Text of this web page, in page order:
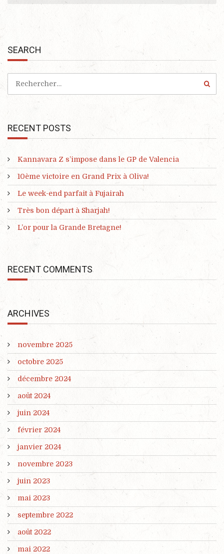
SEARCH
RECENT POSTS
Kannavara Z s’impose dans le GP de Valencia
10ème victoire en Grand Prix à Oliva!
Le week-end parfait à Fujairah
Très bon départ à Sharjah!
L’or pour la Grande Bretagne!
RECENT COMMENTS
ARCHIVES
novembre 2025
octobre 2025
décembre 2024
août 2024
juin 2024
février 2024
janvier 2024
novembre 2023
juin 2023
mai 2023
septembre 2022
août 2022
mai 2022